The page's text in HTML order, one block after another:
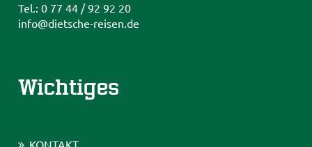
Tel.: 0 77 44 / 92 92 20
info@dietsche-reisen.de
Wichtiges